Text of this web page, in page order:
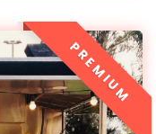
PREMIUM